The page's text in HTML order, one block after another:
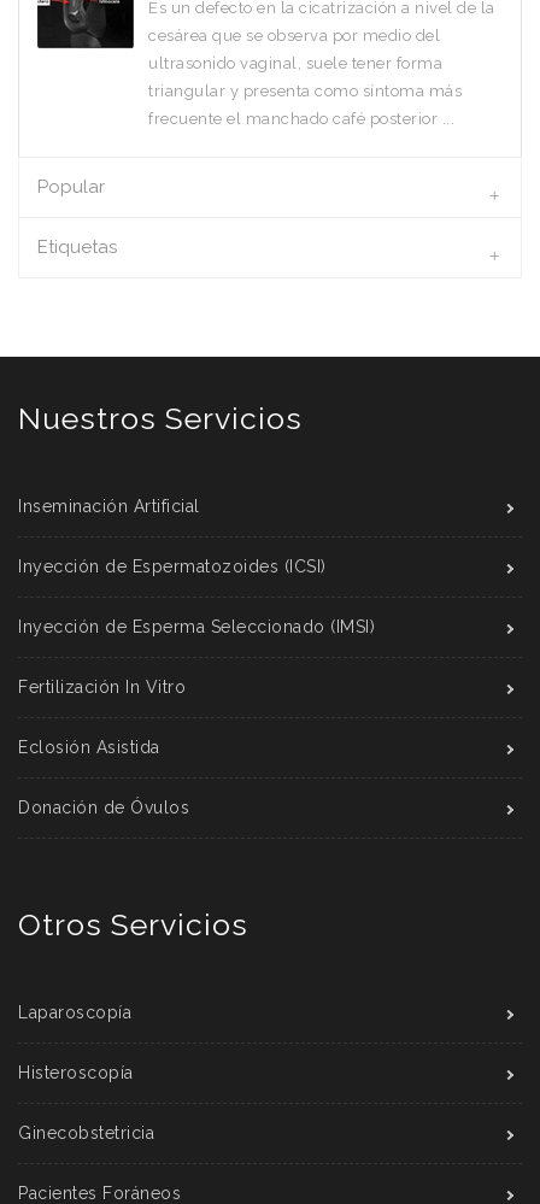
Es un defecto en la cicatrización a nivel de la
cesárea que se observa por medio del
ultrasonido vaginal, suele tener forma
triangular y presenta como síntoma más
frecuente el manchado café posterior ...
Popular
Etiquetas
Nuestros Servicios
Inseminación Artificial
Inyección de Espermatozoides (ICSI)
Inyección de Esperma Seleccionado (IMSI)
Fertilización In Vitro
Eclosión Asistida
Donación de Óvulos
Otros Servicios
Laparoscopía
Histeroscopía
Ginecobstetricia
Pacientes Foráneos